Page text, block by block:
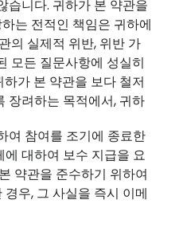
습니다. 귀하가 본 약관을
는 전적인 책임은 귀하에
의 실제적 위반, 위반 가
모든 질문사항에 성실히
가 본 약관을 보다 철저
장려하는 목적에서, 귀하
여 참여를 조기에 종료한
대하여 보수 지급을 요
약관을 준수하기 위하여
우, 그 사실을 즉시 이메